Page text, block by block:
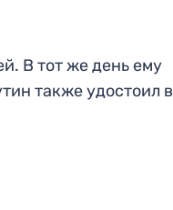
В тот же день ему
также удостоил